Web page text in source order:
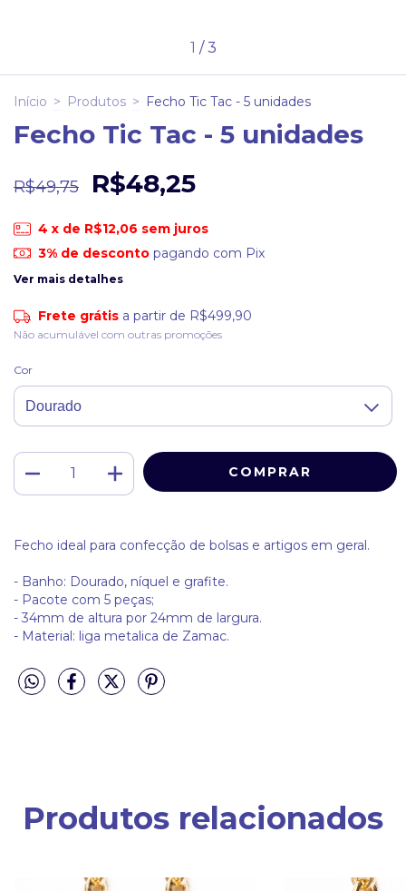
1 /3
Início > Produtos > Fecho Tic Tac - 5 unidades
Fecho Tic Tac - 5 unidades
R$49,75 R$48,25
4 x de R$12,06 sem juros
3% de descontopagando com Pix
Ver mais detalhes
Frete grátis a partir de R$499,90
Não acumulável com outras promoções
Cor
Fecho ideal para confecção de bolsas e artigos em geral.
- Banho: Dourado, níquel e grafite.
- Pacote com 5 peças;
- 34mm de altura por 24mm de largura.
- Material: liga metalica de Zamac.
Produtos relacionados